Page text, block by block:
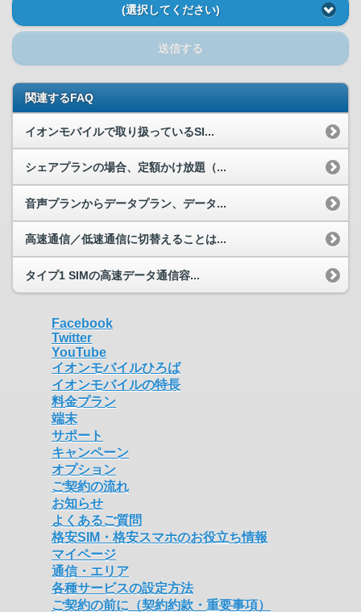
(選択してください)
送信する
関連するFAQ
イオンモバイルで取り扱っているSI...
シェアプランの場合、定額かけ放題（...
音声プランからデータプラン、データ...
高速通信／低速通信に切替えることは...
タイプ1 SIMの高速データ通信容...
Facebook
Twitter
YouTube
イオンモバイルひろば
イオンモバイルの特長
料金プラン
端末
サポート
キャンペーン
オプション
ご契約の流れ
お知らせ
よくあるご質問
格安SIM・格安スマホのお役立ち情報
マイページ
通信・エリア
各種サービスの設定方法
ご契約の前に（契約約款・重要事項）